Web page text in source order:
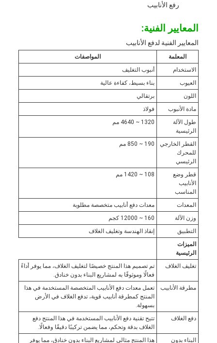
رفع الأنابيب
المعايير الفنية:
المعايير الفنية لدفع الأنابيب
المعلمة
المواصفات
الاستخدام
أنبوب التغليف
العيوب
بناء بسيط، كفاءة عالية
اللون
برتقالي
مادة الأنبوب
فولاذ
طول الآلة
الرئيسية
1320 ~ 4640 مم
القطر الخارجي
للمحرك
الرئيسي
190 ~ 850 مم
قطر وضع
الأنابيب
المناسب
108 ~ 1420 مم
المعدات
معدات دفع أنابيب متخصصة مطلوبة
وزن الآلة
160 ~ 12000 كجم
التطبيق
إنقاذ الهندسة وتغليف الغلاف
الميزات
الرئيسية
تغليف الغلاف
تم تصميم هذا المنتج خصيصًا لتغليف الغلاف، مما يوفر أداءً
فعالًا وموثوقًا به لمشاريع البناء بدون خنادق.
مطرقة الأنابيب
تعمل معدات دفع الأنابيب المتخصصة المستخدمة في هذا
المنتج كمطرقة أنابيب قوية، تدفع الغلاف في الأرض
بسهولة.
دفع الغلاف
تتيح تقنية دفع الأنابيب المستخدمة في هذا المنتج دفع
الغلاف بدقة وتحكم، مما يضمن تركيبًا دقيقًا وفعالًا.
البناء بدون
هذا المنتج مثالي لمشاريع البناء بدون خنادق، مما يوفر